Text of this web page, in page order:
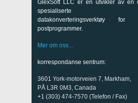
GlexSoft LLC er en utvikler av en
spesialiserte
datakonverteringsverktøy
postprogrammer.
Mer om oss...
korrespondanse sentrum:
3601 York-motorveien 7, Markham,
PÅ L3R 0M3, Canada
+1 (303) 474-7570 (Telefon / Fax)